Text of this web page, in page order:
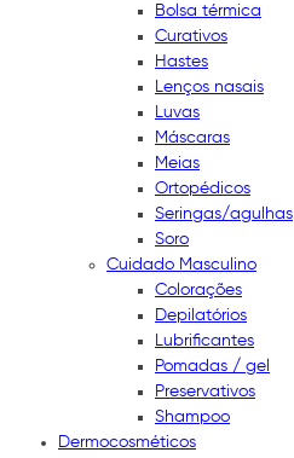
Bolsa térmica
Curativos
Hastes
Lenços nasais
Luvas
Máscaras
Meias
Ortopédicos
Seringas/agulhas
Soro
Cuidado Masculino
Colorações
Depilatórios
Lubrificantes
Pomadas / gel
Preservativos
Shampoo
Dermocosméticos